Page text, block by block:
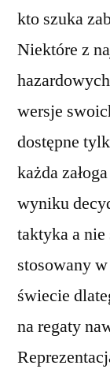
kto szuka
Niektóre z
wersje
dostępne
każda
wyniku
taktyka a nie
stosowany
świecie
na regaty